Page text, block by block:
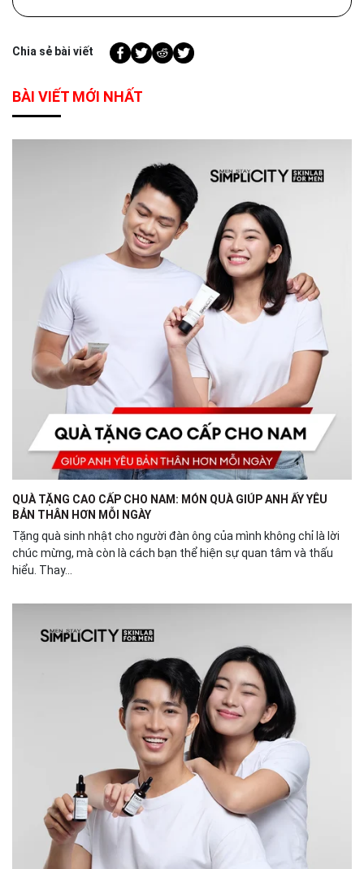
Chia sẻ bài viết
BÀI VIẾT MỚI NHẤT
QUÀ TẶNG CAO CẤP CHO NAM: MÓN QUÀ GIÚP ANH ẤY YÊU
BẢN THÂN HƠN MỖI NGÀY
Tặng quà sinh nhật cho người đàn ông của mình không chỉ là lời
chúc mừng, mà còn là cách bạn thể hiện sự quan tâm và thấu
hiểu. Thay...